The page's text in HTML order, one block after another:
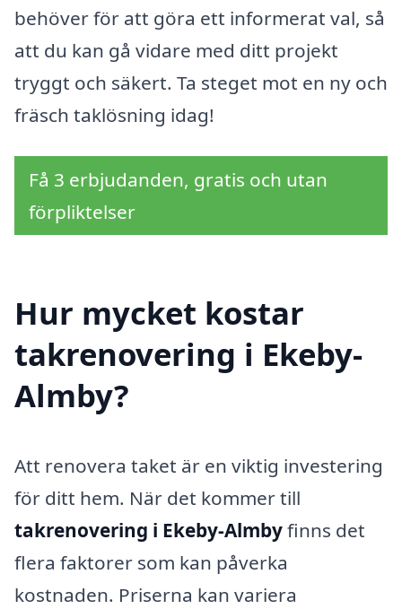
behöver för att göra ett informerat val, så
att du kan gå vidare med ditt projekt
tryggt och säkert. Ta steget mot en ny och
fräsch taklösning idag!
Få 3 erbjudanden, gratis och utan
förpliktelser
Hur mycket kostar
takrenovering i Ekeby-
Almby?
Att renovera taket är en viktig investering
för ditt hem. När det kommer till
takrenovering i Ekeby-Almbyfinns det
flera faktorer som kan påverka
kostnaden. Priserna kan variera